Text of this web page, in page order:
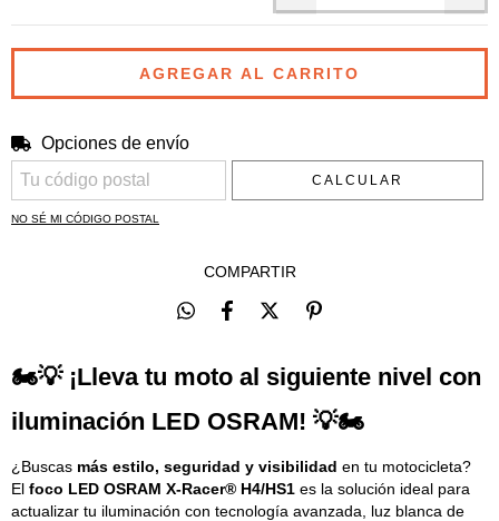
Entregas para el CP:
Opciones de envío
CALCULAR
NO SÉ MI CÓDIGO POSTAL
COMPARTIR
🏍️💡 ¡Lleva tu moto al siguiente nivel con
iluminación LED OSRAM! 💡🏍️
¿Buscas más estilo, seguridad y visibilidad en tu motocicleta?
El foco LED OSRAM X-Racer® H4/HS1 es la solución ideal para
actualizar tu iluminación con tecnología avanzada, luz blanca de